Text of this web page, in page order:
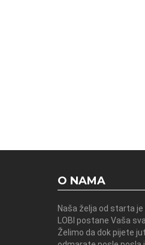
O NAMA
Naša želja od starta
LOBI postane Vaša
Želimo da dok pijete